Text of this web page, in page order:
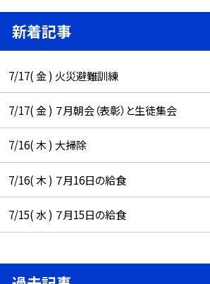
新着記事
7/17( 金 ) 火災避難訓練
7/17( 金 ) ７月朝会（表彰）と生徒集会
7/16( 木 ) 大掃除
7/16( 木 ) ７月16日の給食
7/15( 水 ) ７月15日の給食